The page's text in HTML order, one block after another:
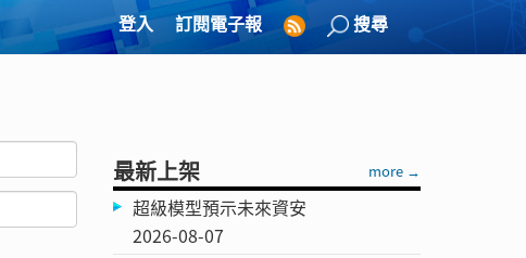
登入 訂閱電子報 搜尋
最新上架 more →
超級模型預示未來資安
2026-08-07